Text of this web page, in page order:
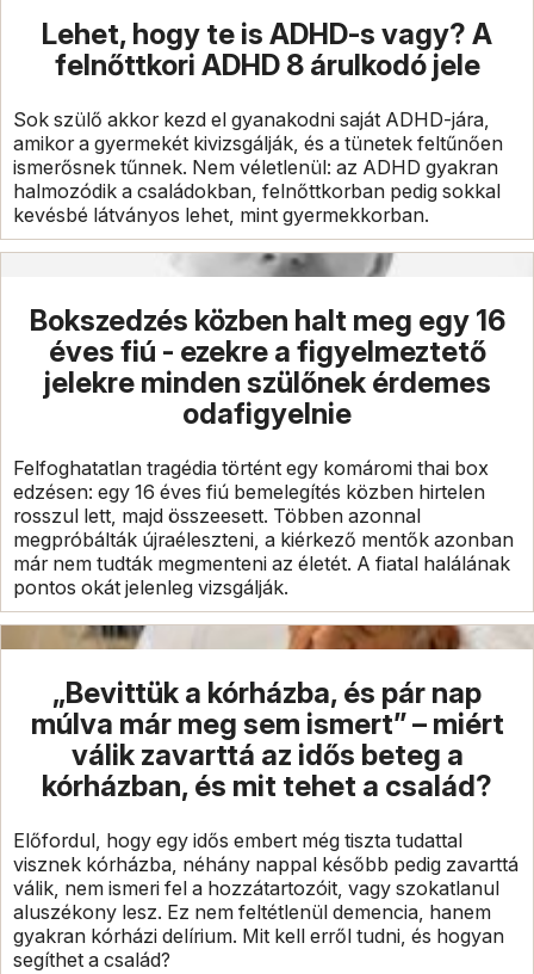
Lehet, hogy te is ADHD-s vagy? A
felnőttkori ADHD 8 árulkodó jele
Sok szülő akkor kezd el gyanakodni saját ADHD-jára,
amikor a gyermekét kivizsgálják, és a tünetek feltűnően
ismerősnek tűnnek. Nem véletlenül: az ADHD gyakran
halmozódik a családokban, felnőttkorban pedig sokkal
kevésbé látványos lehet, mint gyermekkorban.
Bokszedzés közben halt meg egy 16
éves fiú - ezekre a figyelmeztető
jelekre minden szülőnek érdemes
odafigyelnie
Felfoghatatlan tragédia történt egy komáromi thai box
edzésen: egy 16 éves fiú bemelegítés közben hirtelen
rosszul lett, majd összeesett. Többen azonnal
megpróbálták újraéleszteni, a kiérkező mentők azonban
már nem tudták megmenteni az életét. A fiatal halálának
pontos okát jelenleg vizsgálják.
„Bevittük a kórházba, és pár nap
múlva már meg sem ismert” – miért
válik zavarttá az idős beteg a
kórházban, és mit tehet a család?
Előfordul, hogy egy idős embert még tiszta tudattal
visznek kórházba, néhány nappal később pedig zavarttá
válik, nem ismeri fel a hozzátartozóit, vagy szokatlanul
aluszékony lesz. Ez nem feltétlenül demencia, hanem
gyakran kórházi delírium. Mit kell erről tudni, és hogyan
segíthet a család?